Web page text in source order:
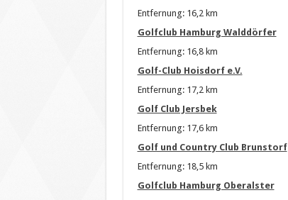
Entfernung: 16,2 km
Golfclub Hamburg Walddörfer
Entfernung: 16,8 km
Golf-Club Hoisdorf e.V.
Entfernung: 17,2 km
Golf Club Jersbek
Entfernung: 17,6 km
Golf und Country Club Brunstorf
Entfernung: 18,5 km
Golfclub Hamburg Oberalster